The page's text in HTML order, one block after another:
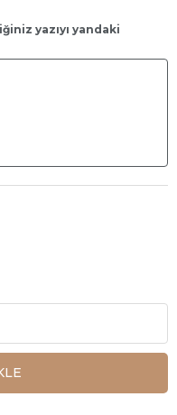
yazıyı yandaki